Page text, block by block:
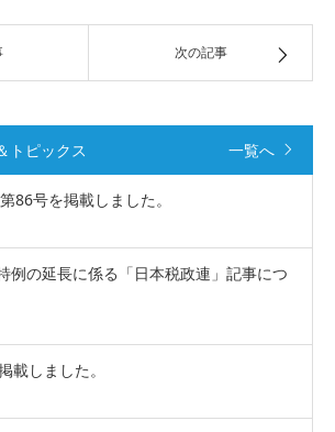
次の記事
トピックス 一覧へ
86号を掲載しました。
例の延長に係る「日本税政連」記事につ
載しました。